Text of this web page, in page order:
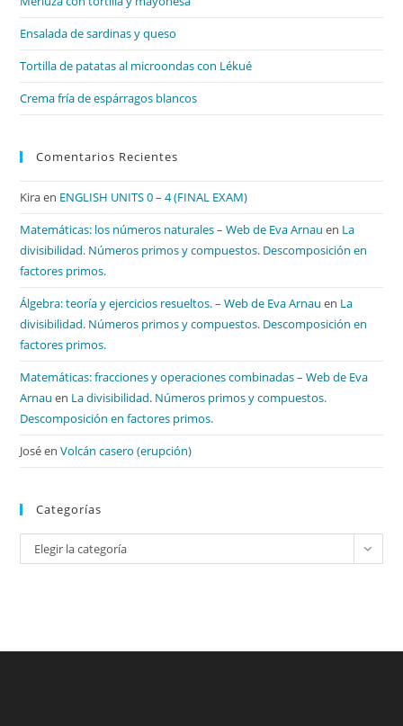
Ensalada de sardinas y queso
Tortilla de patatas al microondas con Lékué
Crema fría de espárragos blancos
Comentarios Recientes
Kiraen ENGLISH UNITS 0 – 4 (FINAL EXAM)
Matemáticas: los números naturales – Web de Eva Arnau en La
divisibilidad. Números primos y compuestos. Descomposición en
factores primos.
Álgebra: teoría y ejercicios resueltos. – Web de Eva Arnau en La
divisibilidad. Números primos y compuestos. Descomposición en
factores primos.
Matemáticas: fracciones y operaciones combinadas – Web de Eva
Arnau en La divisibilidad. Números primos y compuestos.
Descomposición en factores primos.
JoséenVolcán casero (erupción)
Categorías
Categorías
Elegir la categoría